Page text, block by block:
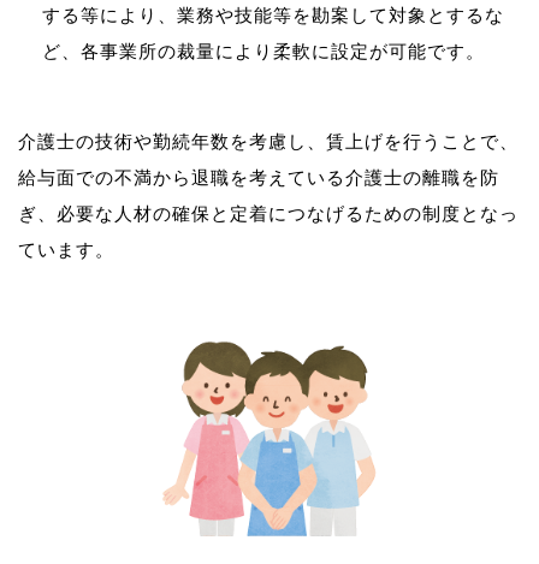
する等により、業務や技能等を勘案して対象とするな
ど、各事業所の裁量により柔軟に設定が可能です。
介護士の技術や勤続年数を考慮し、賃上げを行うことで、
給与面での不満から退職を考えている介護士の離職を防
ぎ、必要な人材の確保と定着につなげるための制度となっ
ています。